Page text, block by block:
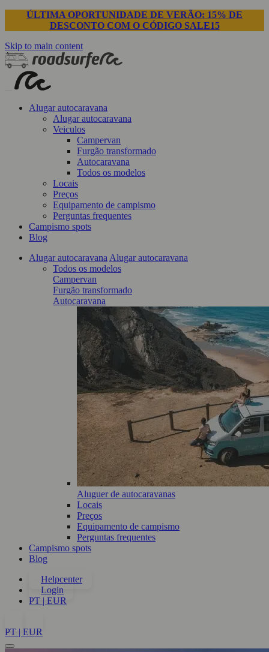
ÚLTIMA OPORTUNIDADE DE VERÃO: 15% DE
DESCONTO COM O CÓDIGO SALE15
Skip to main content
Alugar autocaravana
Alugar autocaravana
Veiculos
Campervan
Furgão transformado
Autocaravana
Todos os modelos
Locais
Preços
Equipamento de campismo
Perguntas frequentes
Campismo spots
Blog
Alugar autocaravana Alugar autocaravana
Todos os modelos
Campervan
Furgão transformado
Autocaravana
Aluguer de autocaravanas
Locais
Preços
Equipamento de campismo
Perguntas frequentes
Campismo spots
Blog
Helpcenter
Login
PT | EUR
PT | EUR